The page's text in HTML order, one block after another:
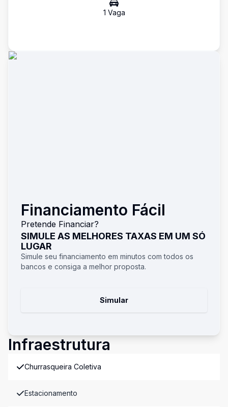
1 Vaga
Financiamento Fácil
Pretende Financiar?
SIMULE AS MELHORES TAXAS EM UM SÓ
LUGAR
Simule seu financiamento em minutos com todos os
bancos e consiga a melhor proposta.
Simular
Infraestrutura
Churrasqueira Coletiva
Estacionamento